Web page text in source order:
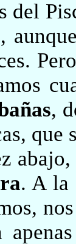
del
,
que
. A la